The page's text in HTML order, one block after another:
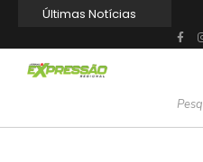
Últimas Notícias